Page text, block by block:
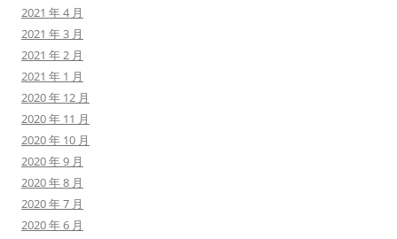
2021 年 4 月
2021 年 3 月
2021 年 2 月
2021 年 1 月
2020 年 12 月
2020 年 11 月
2020 年 10 月
2020 年 9 月
2020 年 8 月
2020 年 7 月
2020 年 6 月